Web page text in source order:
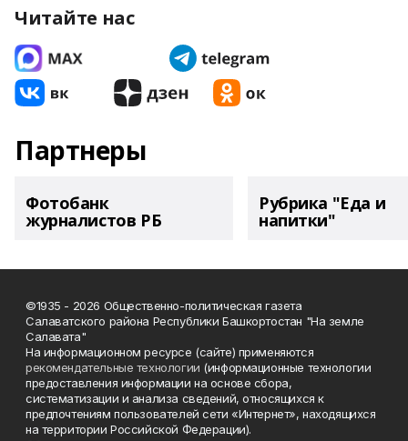
Читайте нас
Партнеры
Фотобанк
журналистов РБ
Рубрика "Еда и
напитки"
©1935 - 2026 Общественно-политическая газета
Салаватского района Республики Башкортостан "На земле
Салавата"
На информационном ресурсе (сайте) применяются
рекомендательные технологии (информационные технологии
предоставления информации на основе сбора,
систематизации и анализа сведений, относящихся к
предпочтениям пользователей сети «Интернет», находящихся
на территории Российской Федерации).